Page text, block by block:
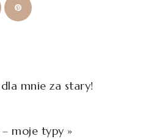
mnie za stary!
– moje typy »